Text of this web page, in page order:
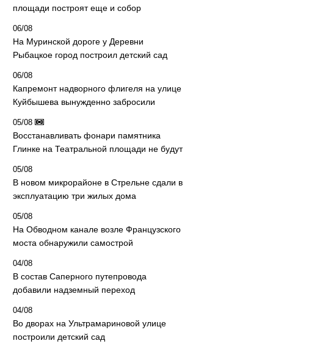
площади построят еще и собор
06/08
На Муринской дороге у Деревни
Рыбацкое город построил детский сад
06/08
Капремонт надворного флигеля на улице
Куйбышева вынужденно забросили
05/08
Восстанавливать фонари памятника
Глинке на Театральной площади не будут
05/08
В новом микрорайоне в Стрельне сдали в
эксплуатацию три жилых дома
05/08
На Обводном канале возле Французского
моста обнаружили самострой
04/08
В состав Саперного путепровода
добавили надземный переход
04/08
Во дворах на Ультрамариновой улице
построили детский сад